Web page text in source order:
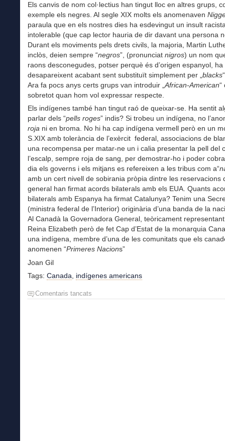
Els canvis de nom col·lectius han tingut lloc en altres grups,
exemple els negres. Al segle XIX molts els anomenaven
paraula que en els nostres dies ha esdevingut un insult
intolerable (que cap lector hauria de dir davant una persona
Durant els moviments pels drets civils, la majoria, Martin
inclòs, deien sempre “negros”, (pronunciat nigros) un nom
raons desconegudes, potser perquè és d’origen espanyol, ha
desapareixent acabant sent substituït simplement per „blacks
Ara fa pocs anys certs grups van introduir „African-American“
sobretot quan hom vol expressar respecte.
Els indígenes també han tingut raó de queixar-se. Ha sentit
parlar dels “pells roges” indis? Si trobeu un indígena, no
roja ni en broma. No hi ha cap indígena vermell però en un
S.XIX amb tolerància de l’exèrcit federal, associacions de
una recompensa per matar-ne un i calia presentar la pell del
l’escalp, sempre roja de sang, per demostrar-ho i poder
dia els governs i els mitjans es refereixen a les tribus com a“
amb un cert nivell de sobirania pròpia dintre les reservacions
general han firmat acords bilaterals amb els EUA. Quants
bilaterals amb Espanya ha firmat Catalunya? Tenim una
(ministra federal de l’Interior) originària d’una banda de la
Al Canadà la Governadora General, teòricament
Reina Elizabeth però de fet Cap d’Estat de la monarquia
una indígena, membre d’una de les comunitats que els
anomenen “Primeres Nacions”
Joan Gil
Tags: Canada indígenes americans
Comentaris tancats